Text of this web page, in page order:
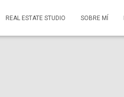
REAL ESTATE STUDIO SOBRE MÍ